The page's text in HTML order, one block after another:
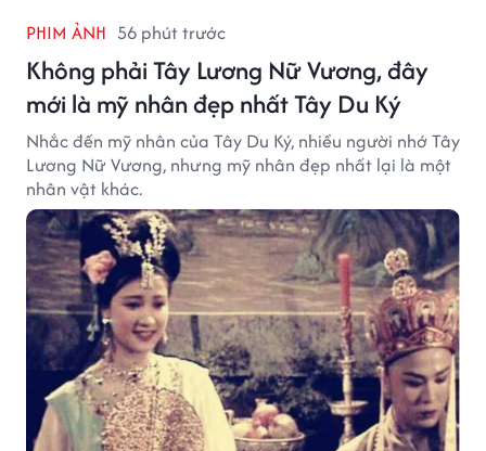
PHIM ẢNH 56 phút trước
Không phải Tây Lương Nữ Vương, đây
mới là mỹ nhân đẹp nhất Tây Du Ký
Nhắc đến mỹ nhân của Tây Du Ký, nhiều người nhớ Tây
Lương Nữ Vương, nhưng mỹ nhân đẹp nhất lại là một
nhân vật khác.